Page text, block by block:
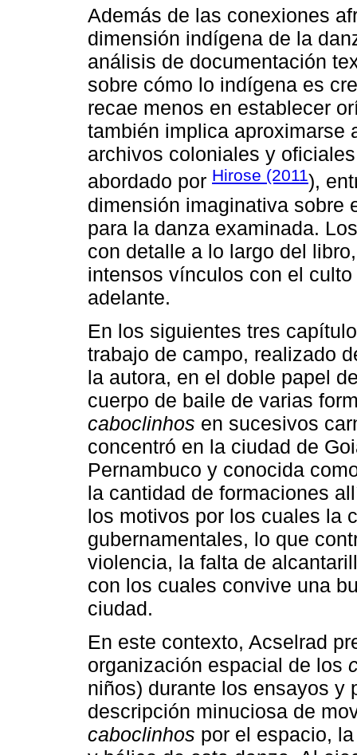
Además de las conexiones
dimensión indígena de la
análisis de documentación
sobre cómo lo indígena es
recae menos en establecer
también implica aproximarse
archivos coloniales y
abordado por Hirose (2011),
dimensión imaginativa sobre
para la danza examinada.
con detalle a lo largo del
intensos vínculos con el
adelante.
En los siguientes tres
trabajo de campo, realizado
la autora, en el doble papel
cuerpo de baile de varias
caboclinhos en sucesivos
concentró en la ciudad de
Pernambuco y conocida
la cantidad de formaciones
los motivos por los cuales la
gubernamentales, lo que
violencia, la falta de
con los cuales convive una
ciudad.
En este contexto, Acselrad
organización espacial de los
niños) durante los ensayos y
descripción minuciosa de
caboclinhos por el espacio,